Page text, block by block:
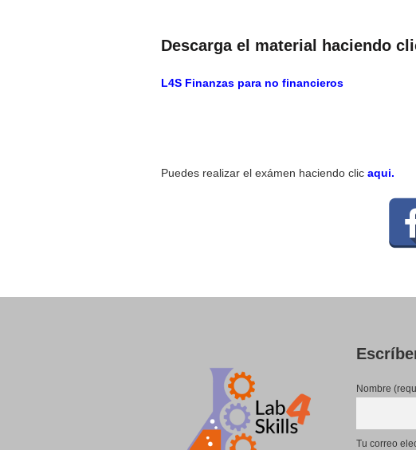
Descarga el material haciendo
L4S Finanzas para no financieros
Puedes realizar el exámen haciendo clic aqui.
Nombre
Tu correo